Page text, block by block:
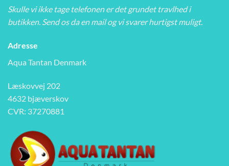
Skulle vi ikke tage telefonen er det grundet travlhed i
butikken. Send os da en mail og vi svarer hurtigst muligt.
Adresse
Aqua Tantan Denmark
Læskovvej 202
4632 bjæverskov
CVR: 37270881